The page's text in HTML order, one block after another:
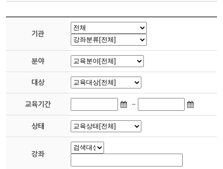
기관
분야
대상
교육기간 ~
상태
강좌